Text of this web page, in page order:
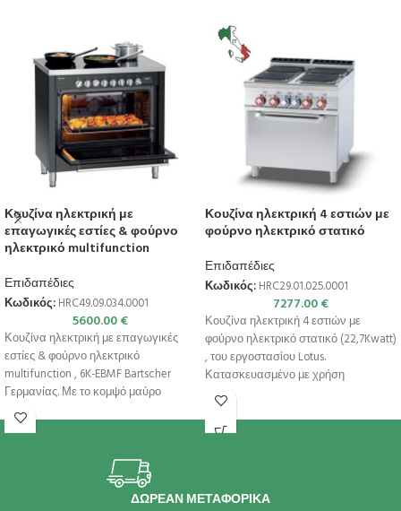
Κουζίνα ηλεκτρική με
επαγωγικές εστίες & φούρνο
ηλεκτρικό multifunction
Επιδαπέδιες
Κωδικός: HRC49.09.034.0001
5600.00€
Κουζίνα ηλεκτρική με επαγωγικές
εστίες & φούρνο ηλεκτρικό
multifunction , 6K-EBMF Bartscher
Γερμανίας. Με το κομψό μαύρο
σχέδιασμό της, η
Κουζίνα ηλεκτρική 4 εστιών με
φούρνο ηλεκτρικό στατικό
Επιδαπέδιες
Κωδικός: HRC29.01.025.0001
7277.00€
Κουζίνα ηλεκτρική 4 εστιών με
φούρνο ηλεκτρικό στατικό (22,7Kwatt)
, του εργοστασίου Lotus.
Κατασκευασμένο με χρήση
ανοξείδωτου χάλυβα ποιότητας (CrNi
ΔΩΡΕΑΝ ΜΕΤΑΦΟΡΙΚΑ